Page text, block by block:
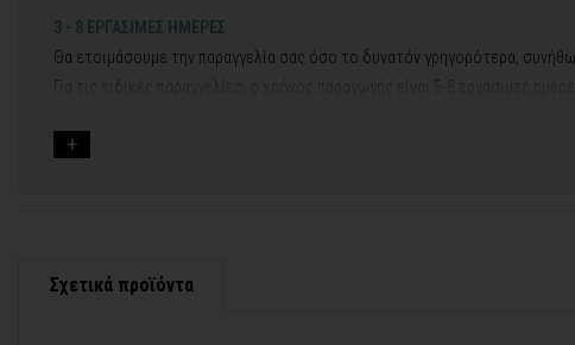
3 - 8 ΕΡΓΑΣΙΜΕΣ ΗΜΕΡΕΣ
Θα ετοιμάσουμε την παραγγελία σας όσο το δυνατόν γρηγορότερα,
Εάν η αποστολή πραγματοποιείται κατά τη διάρκεια μεγάλων εορτών ή
Σχετικά προϊόντα